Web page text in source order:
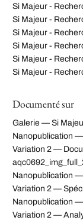
Si Majeur -
Si Majeur -
Si Majeur -
Si Majeur -
Si Majeur -
Si Majeur -
Documenté sur
Galerie — Si
Nanopublication —
Variation 2 —
Nanopublication —
Variation 2 —
Nanopublication —
Variation 2 —